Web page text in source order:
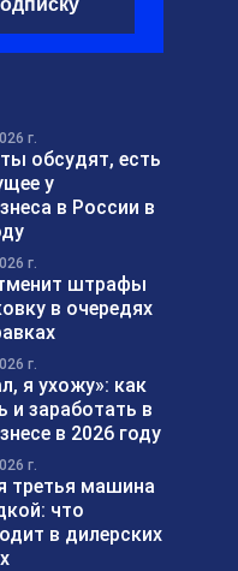
г.
обсудят, есть
у
в России в
г.
штрафы
в очередях
г.
я ухожу»: как
и заработать в
в 2026 году
г.
третья машина
что
в дилерских